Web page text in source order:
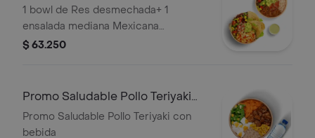
mediana Mex
1 bowl de Res desmechada+ 1
ensalada mediana Mexicana
(ligeramente picante)
$ 63.250
Promo Saludable Pollo Teriyaki
con bebida
Promo Saludable Pollo Teriyaki con
bebida